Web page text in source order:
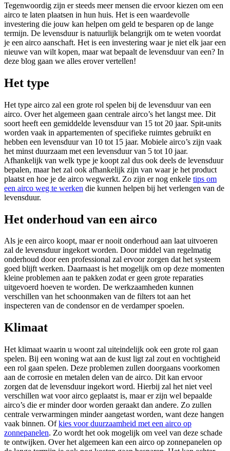
Tegenwoordig zijn er steeds meer mensen die ervoor kiezen om een
airco te laten plaatsen in hun huis. Het is een waardevolle
investering die jouw kan helpen om geld te besparen op de lange
termijn. De levensduur is natuurlijk belangrijk om te weten voordat
je een airco aanschaft. Het is een investering waar je niet elk jaar een
nieuwe van wilt kopen, maar wat bepaalt de levensduur van een? In
deze blog gaan we alles erover vertellen!
Het type
Het type airco zal een grote rol spelen bij de levensduur van een
airco. Over het algemeen gaan centrale airco’s het langst mee. Dit
soort heeft een gemiddelde levensduur van 15 tot 20 jaar. Spit-units
worden vaak in appartementen of specifieke ruimtes gebruikt en
hebben een levensduur van 10 tot 15 jaar. Mobiele airco’s zijn vaak
het minst duurzaam met een levensduur van 5 tot 10 jaar.
Afhankelijk van welk type je koopt zal dus ook deels de levensduur
bepalen, maar het zal ook afhankelijk zijn van waar je het product
plaatst en hoe je de airco wegwerkt. Zo zijn er nog enkele tips om
een airco weg te werken die kunnen helpen bij het verlengen van de
levensduur.
Het onderhoud van een airco
Als je een airco koopt, maar er nooit onderhoud aan laat uitvoeren
zal de levensduur ingekort worden. Door middel van regelmatig
onderhoud door een professional zal ervoor zorgen dat het systeem
goed blijft werken. Daarnaast is het mogelijk om op deze momenten
kleine problemen aan te pakken zodat er geen grote reparaties
uitgevoerd hoeven te worden. De werkzaamheden kunnen
verschillen van het schoonmaken van de filters tot aan het
inspecteren van de condensor en de verdamper spoelen.
Klimaat
Het klimaat waarin u woont zal uiteindelijk ook een grote rol gaan
spelen. Bij een woning wat aan de kust ligt zal zout en vochtigheid
een rol gaan spelen. Deze problemen zullen doorgaans voorkomen
aan de corrosie en metalen delen van de airco. Dit kan ervoor
zorgen dat de levensduur ingekort word. Hierbij zal het niet veel
verschillen wat voor airco geplaatst is, maar er zijn wel bepaalde
airco’s die er minder door worden geraakt dan andere. Zo zullen
centrale verwarmingen minder aangetast worden, want deze hangen
vaak binnen. Ofkies voor duurzaamheid met een airco op
zonnepanelen. Zo wordt het ook mogelijk om veel van deze schade
te ontwijken. Over het algemeen kan een airco op zonnepanelen op